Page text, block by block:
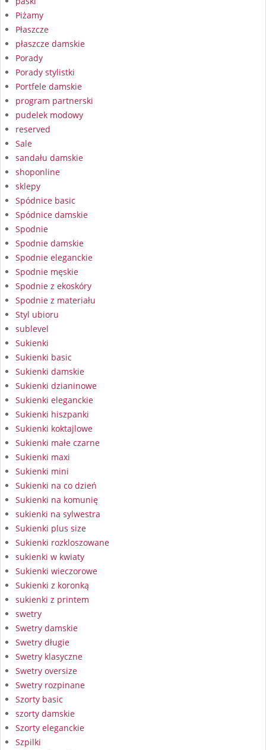
Piżamy
Płaszcze
płaszcze damskie
Porady
Porady stylistki
Portfele damskie
program partnerski
pudelek modowy
reserved
Sale
sandału damskie
shoponline
sklepy
Spódnice basic
Spódnice damskie
Spodnie
Spodnie damskie
Spodnie eleganckie
Spodnie męskie
Spodnie z ekoskóry
Spodnie z materiału
Styl ubioru
sublevel
Sukienki
Sukienki basic
Sukienki damskie
Sukienki dzianinowe
Sukienki eleganckie
Sukienki hiszpanki
Sukienki koktajlowe
Sukienki małe czarne
Sukienki maxi
Sukienki mini
Sukienki na co dzień
Sukienki na komunię
sukienki na sylwestra
Sukienki plus size
Sukienki rozkloszowane
sukienki w kwiaty
Sukienki wieczorowe
Sukienki z koronką
sukienki z printem
swetry
Swetry damskie
Swetry długie
Swetry klasyczne
Swetry oversize
Swetry rozpinane
Szorty basic
szorty damskie
Szorty eleganckie
Szpilki